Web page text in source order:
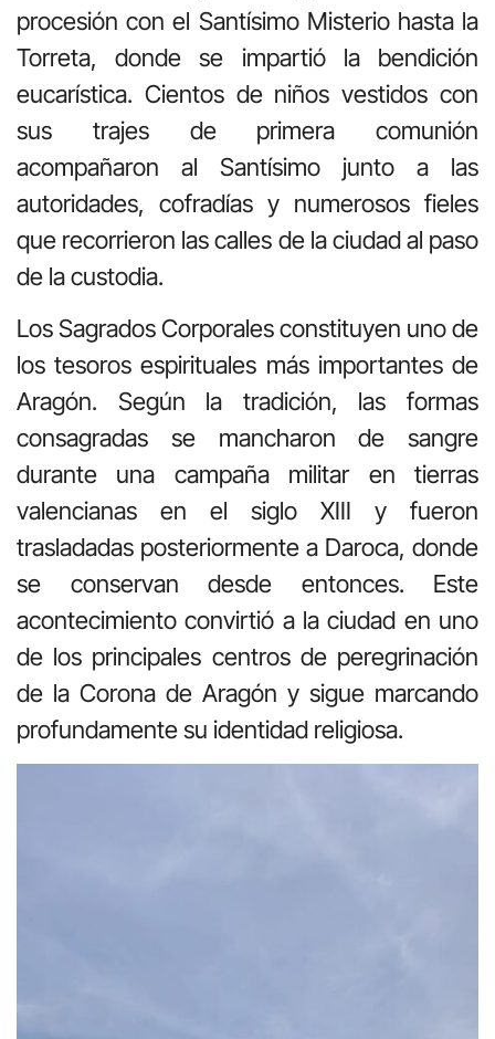
procesión con el Santísimo Misterio hasta la
Torreta, donde se impartió la bendición
eucarística. Cientos de niños vestidos con
sus trajes de primera comunión
acompañaron al Santísimo junto a las
autoridades, cofradías y numerosos fieles
que recorrieron las calles de la ciudad al paso
de la custodia.
Los Sagrados Corporales constituyen uno de
los tesoros espirituales más importantes de
Aragón. Según la tradición, las formas
consagradas se mancharon de sangre
durante una campaña militar en tierras
valencianas en el siglo XIII y fueron
trasladadas posteriormente a Daroca, donde
se conservan desde entonces. Este
acontecimiento convirtió a la ciudad en uno
de los principales centros de peregrinación
de la Corona de Aragón y sigue marcando
profundamente su identidad religiosa.